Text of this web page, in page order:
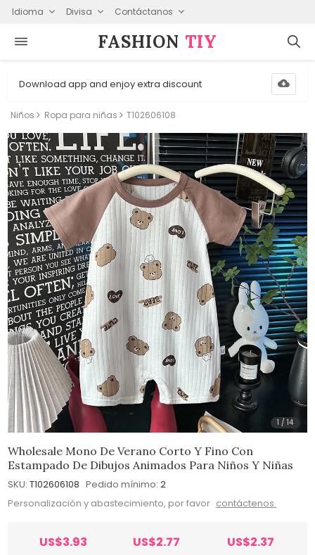
Idioma Divisa Contáctanos
FASHION⁠ TIY
Download app and enjoy extra discount
Niños Ropa para niñas T102606108
1 /14
Wholesale Mono De Verano Corto Y Fino Con
Estampado De Dibujos Animados Para Niños Y Niñas
SKU: T102606108 Pedido mínimo: 2
Personalización y abastecimiento, por favor contáctenos.
US$3.93 US$2.77 US$2.37